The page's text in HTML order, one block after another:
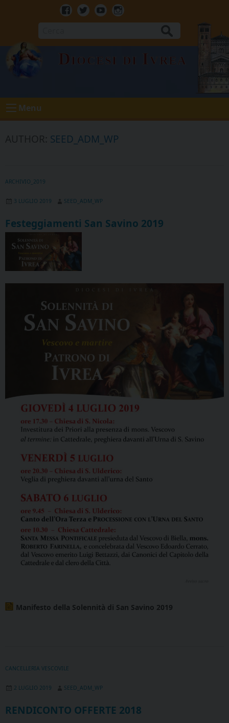
Facebook
TwitterYoutubeInstagram
Diocesi di Ivrea
Menu
SEED_ADM_WP
ARCHIVIO_2019
3 LUGLIO 2019 SEED_ADM_WP
Festeggiamenti San Savino 2019
Manifesto della Solennità di San Savino 2019
CANCELLERIA VESCOVILE
2 LUGLIO 2019 SEED_ADM_WP
RENDICONTO OFFERTE 2018